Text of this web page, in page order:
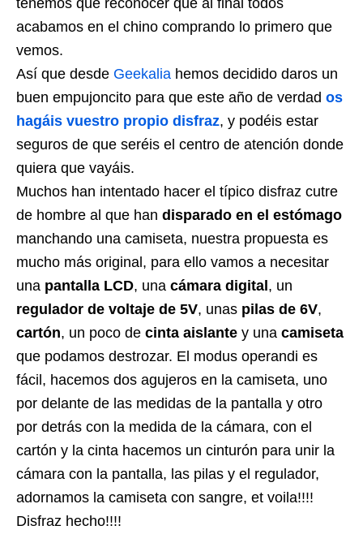
tenemos que reconocer que al final todos
acabamos en el chino comprando lo primero que
vemos.
Así que desde Geekalia hemos decidido daros un
buen empujoncito para que este año de verdad os
hagáis vuestro propio disfraz, y podéis estar
seguros de que seréis el centro de atención donde
quiera que vayáis.
Muchos han intentado hacer el típico disfraz cutre
de hombre al que han disparado en el estómago
manchando una camiseta, nuestra propuesta es
mucho más original, para ello vamos a necesitar
una pantalla LCD, una cámara digital , un
regulador de voltaje de 5V, unas pilas de 6V,
cartón, un poco de cinta aislante y una camiseta
que podamos destrozar. El modus operandi es
fácil, hacemos dos agujeros en la camiseta, uno
por delante de las medidas de la pantalla y otro
por detrás con la medida de la cámara, con el
cartón y la cinta hacemos un cinturón para unir la
cámara con la pantalla, las pilas y el regulador,
adornamos la camiseta con sangre, et voila!!!!
Disfraz hecho!!!!